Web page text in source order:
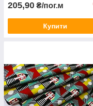
205,90 ₴/пог.м
Купити